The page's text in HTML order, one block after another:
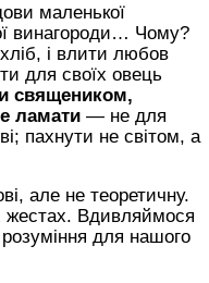
маленької
винагороди… Чому?
і влити любов
для своїх овець
священиком,
ламати — не для
; пахнути не світом, а
але не теоретичну.
жестах. Вдивляймося
для нашого